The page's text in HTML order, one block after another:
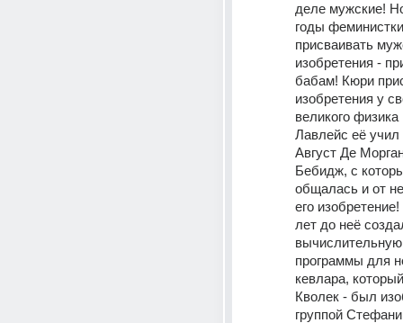
деле мужские!
годы
присваивать
изобретения -
бабам! Кюри
изобретения у
великого
Лавлейс её учил
Август Де
Бебидж, с
общалась и от
его
лет до неё
программы для
кевлара,
Кволек - был
группой